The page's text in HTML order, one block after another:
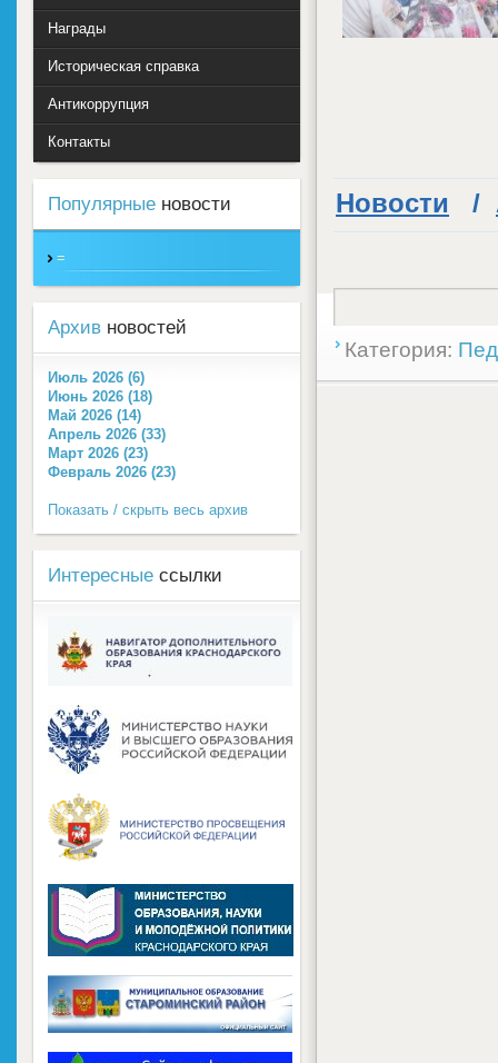
Новости /
Категория:
Награды
Историческая справка
Антикоррупция
Контакты
Популярные новости
=
Архив новостей
Июль 2026 (6)
Июнь 2026 (18)
Май 2026 (14)
Апрель 2026 (33)
Март 2026 (23)
Февраль 2026 (23)
Показать / скрыть весь архив
Интересные ссылки